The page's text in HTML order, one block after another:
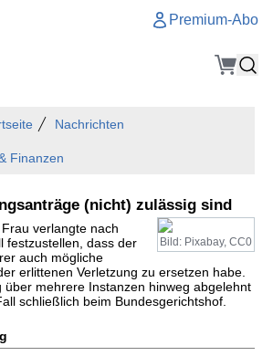
Premium-Abo
Nachrichten
Finanzen
(nicht) zulässig sind
Bild: Pixabay, CC0
verlangte nach
festzustellen, dass der
auch mögliche
erlittenen Verletzung zu ersetzen habe.
über mehrere Instanzen hinweg abgelehnt
schließlich beim Bundesgerichtshof.